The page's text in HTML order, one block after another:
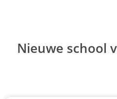
Nieuwe school